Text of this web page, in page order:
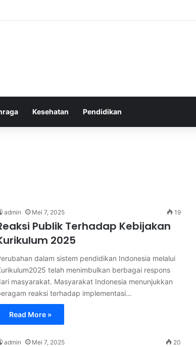
Negatif Sehari-hari untuk Kesehatan Mental yang Lebih Baik
Kesehatan Pendidikan
admin Mei 7, 2025 19
Publik Terhadap Kebijakan
2025
dalam sistem pendidikan Indonesia melalui
telah menimbulkan berbagai respons
masyarakat. Masyarakat Indonesia menunjukkan
reaksi terhadap implementasi…
Read More »
admin Mei 7, 2025 20